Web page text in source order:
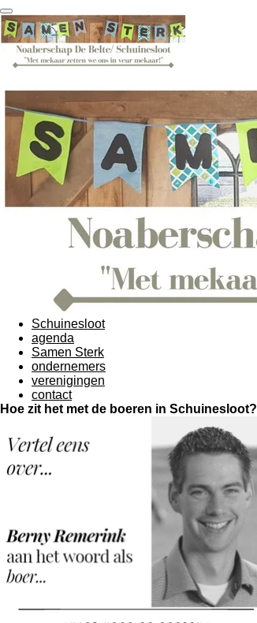
Ga
direct
naar
de
hoofdinhoud
Schuinesloot
agenda
Samen Sterk
ondernemers
verenigingen
contact
Hoe zit het met de boeren in Schuinesloot?